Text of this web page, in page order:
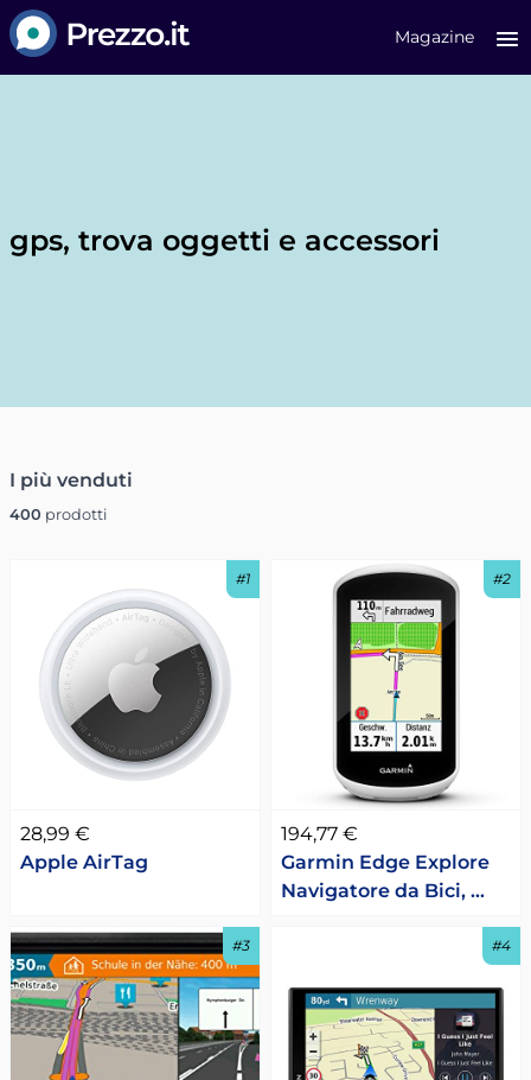
Prezzo.it
Magazine
gps, trova oggetti e accessori
I più venduti
400 prodotti
#1
28,99 €
Apple AirTag
#2
194,77 €
Garmin Edge Explore
Navigatore da Bici, …
#3 #4